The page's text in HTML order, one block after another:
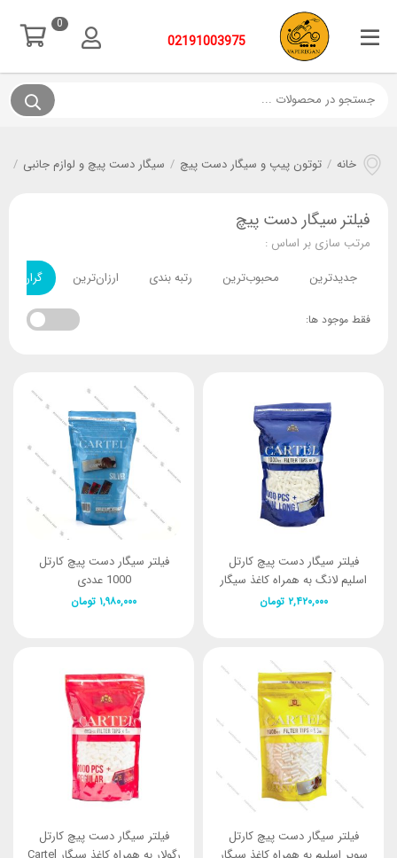
02191003975
0
خانه / توتون پیپ و سیگار دست پیچ / سیگار دست پیچ و لوازم جانبی /
فیلتر سیگار دست پیچ
مرتب سازی بر اساس :
جدیدترین
محبوب‌ترین رتبه بندی ارزان‌ترین
فقط موجود ها:
فیلتر سیگار دست پیچ کارتل
اسلیم لانگ به همراه کاغذ سیگار
Cartel Slim Long Filter tips
تومان۲,۴۲۰,۰۰۰
فیلتر سیگار دست پیچ کارتل
1000 عددی
تومان ۱,۹۸۰,۰۰۰
فیلتر سیگار دست پیچ کارتل
فیلتر سیگار دست پیچ کارتل